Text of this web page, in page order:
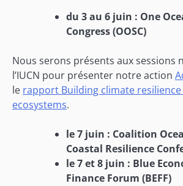
du 3 au 6 juin : One
Congress (OOSC)
Nous serons présents aux sessions
l’IUCN pour présenter notre action
le rapport Building climate
ecosystems.
le 7 juin : Coalition
Coastal Resilience
le 7 et 8 juin : Blue
Finance Forum (BEFF)